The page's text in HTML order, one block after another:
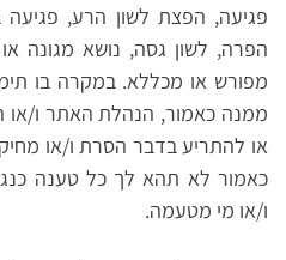
פגיעה, הפצת לשון הרע,
הפרה, לשון גסה, נושא מגונה
מפורש או מכללא. במקרה בו
ממנה כאמור, הנהלת האתר ו/או
או להתריע בדבר הסרת ו/או
כאמור לא תהא לך כל טענה
ו/או מי מטעמה.